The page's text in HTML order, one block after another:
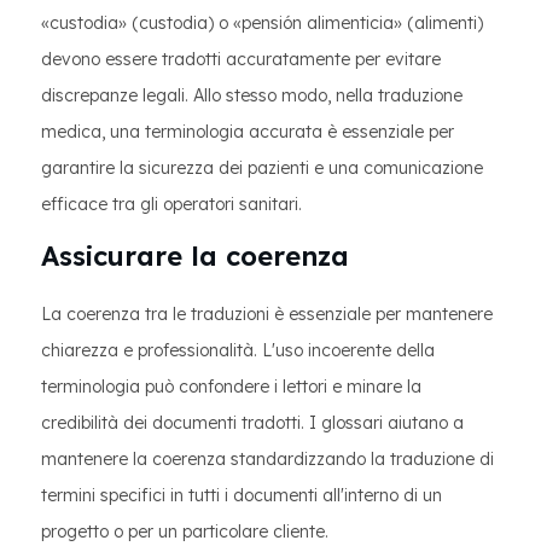
«custodia» (custodia) o «pensión alimenticia» (alimenti)
devono essere tradotti accuratamente per evitare
discrepanze legali. Allo stesso modo, nella traduzione
medica, una terminologia accurata è essenziale per
garantire la sicurezza dei pazienti e una comunicazione
efficace tra gli operatori sanitari.
Assicurare la coerenza
La coerenza tra le traduzioni è essenziale per mantenere
chiarezza e professionalità. L'uso incoerente della
terminologia può confondere i lettori e minare la
credibilità dei documenti tradotti. I glossari aiutano a
mantenere la coerenza standardizzando la traduzione di
termini specifici in tutti i documenti all'interno di un
progetto o per un particolare cliente.